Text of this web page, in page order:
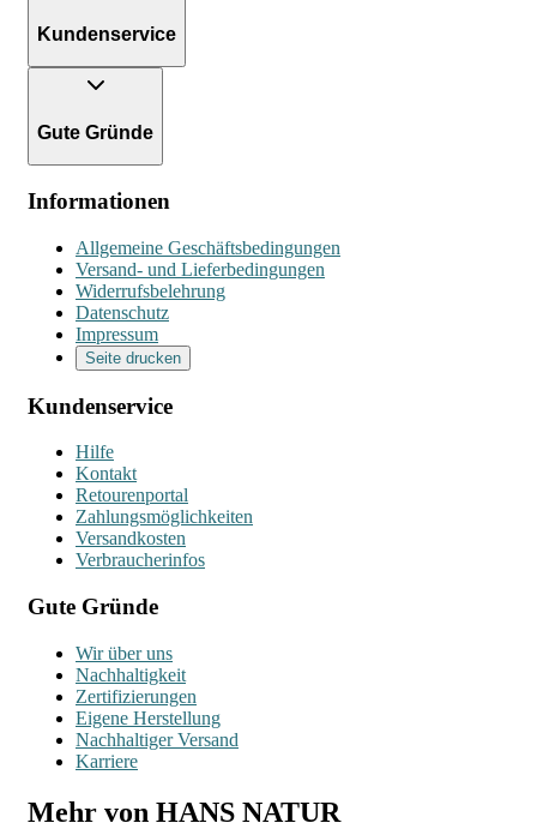
Kundenservice
Gute Gründe
Informationen
Allgemeine Geschäftsbedingungen
Versand- und Lieferbedingungen
Widerrufsbelehrung
Datenschutz
Impressum
Seite drucken
Kundenservice
Hilfe
Kontakt
Retourenportal
Zahlungsmöglichkeiten
Versandkosten
Verbraucherinfos
Gute Gründe
Wir über uns
Nachhaltigkeit
Zertifizierungen
Eigene Herstellung
Nachhaltiger Versand
Karriere
Mehr von HANS NATUR